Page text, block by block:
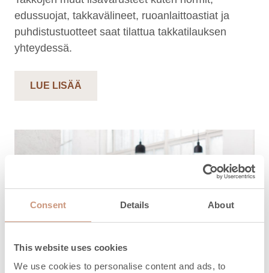
Consent Details About
This website uses cookies
We use cookies to personalise content and ads, to
edussuojat, takkavälineet, ruoanlaittoastiat ja
puhdistustuotteet saat tilattua takkatilauksen
yhteydessä.
LUE LISÄÄ